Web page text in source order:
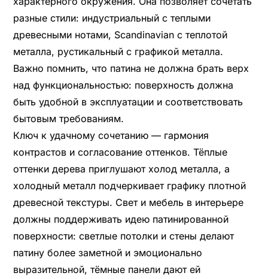
разные стили: индустриальный с теплыми
древесными нотами, Scandinavian с теплотой
металла, рустикальный с графикой металла.
Важно помнить, что патина не должна брать верх
над функциональностью: поверхность должна
быть удобной в эксплуатации и соответствовать
бытовым требованиям.
Ключ к удачному сочетанию — гармония
контрастов и согласование оттенков. Тёплые
оттенки дерева приглушают холод металла, а
холодный металл подчеркивает графику плотной
древесной текстуры. Свет и мебель в интерьере
должны поддерживать идею патинированной
поверхности: светлые потолки и стены делают
патину более заметной и эмоционально
выразительной, тёмные панели дают ей